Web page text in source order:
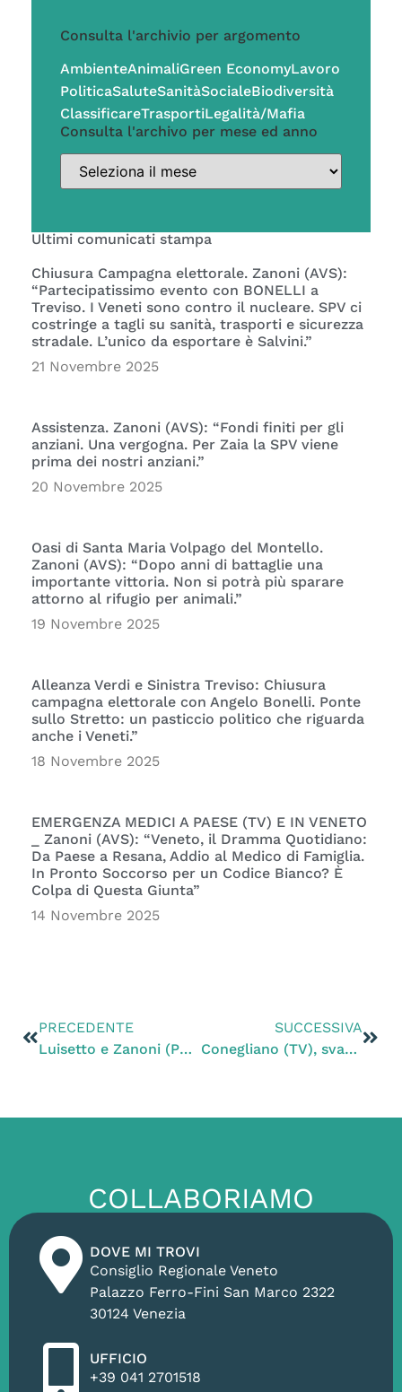
Consulta l'archivio per argomento
AmbienteAnimaliGreen EconomyLavoro
PoliticaSaluteSanitàSocialeBiodiversità
ClassificareTrasportiLegalità/Mafia
Consulta l'archivo per mese ed anno
Ultimi comunicati stampa
Chiusura Campagna elettorale. Zanoni (AVS):
“Partecipatissimo evento con BONELLI a
Treviso. I Veneti sono contro il nucleare. SPV ci
costringe a tagli su sanità, trasporti e sicurezza
stradale. L’unico da esportare è Salvini.”
21 Novembre 2025
Assistenza. Zanoni (AVS): “Fondi finiti per gli
anziani. Una vergogna. Per Zaia la SPV viene
prima dei nostri anziani.”
20 Novembre 2025
Oasi di Santa Maria Volpago del Montello.
Zanoni (AVS): “Dopo anni di battaglie una
importante vittoria. Non si potrà più sparare
attorno al rifugio per animali.”
19 Novembre 2025
Alleanza Verdi e Sinistra Treviso: Chiusura
campagna elettorale con Angelo Bonelli. Ponte
sullo Stretto: un pasticcio politico che riguarda
anche i Veneti.”
18 Novembre 2025
EMERGENZA MEDICI A PAESE (TV) E IN VENETO
_ Zanoni (AVS): “Veneto, il Dramma Quotidiano:
Da Paese a Resana, Addio al Medico di Famiglia.
In Pronto Soccorso per un Codice Bianco? È
Colpa di Questa Giunta”
14 Novembre 2025
PRECEDENTE
Luisetto e Zanoni (Pd): “Pedemontana e casello A4: aperture sfasate dannose, a causa della smania di visibilità”
SUCCESSIVA
Conegliano (TV), svastiche sui muri. Zanoni (PD): “Fatto grave. Con mio emendamento inserito nel bilancio il rifinanziamento della legge regionale antifascista”
COLLABORIAMO
DOVE MI TROVI
Consiglio Regionale Veneto
Palazzo Ferro-Fini San Marco 2322
30124 Venezia
UFFICIO
+39 041 2701518